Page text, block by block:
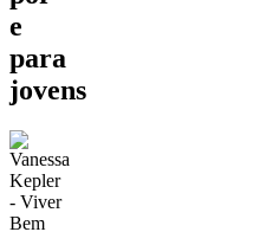
e
para
jovens